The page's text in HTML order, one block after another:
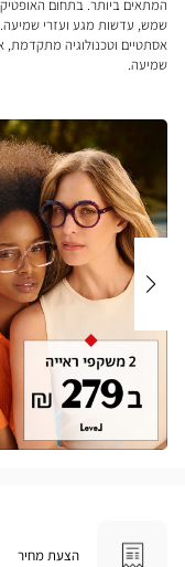
המתאים ביותר. בתחום
שמש, עדשות מגע ועזרי
אסתטיים וטכנולוגיה
שמיעה.
279
הצעת מחיר